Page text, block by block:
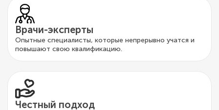
Врачи-эксперты
Опытные специалисты, которые непрерывно учатся и
повышают свою квалификацию.
Честный подход